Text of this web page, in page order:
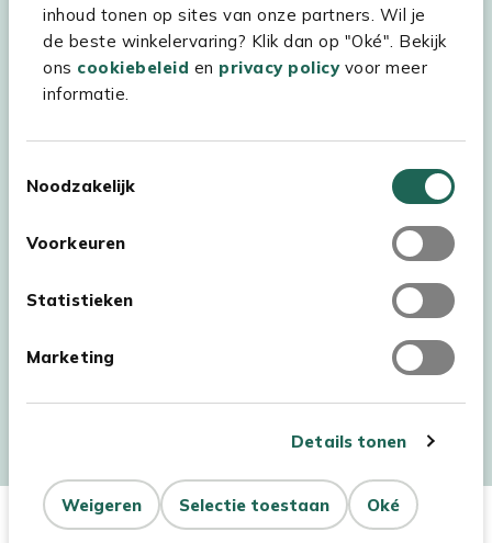
inhoud tonen op sites van onze partners. Wil je
de beste winkelervaring? Klik dan op "Oké". Bekijk
ons cookiebeleid en privacy policyvoor meer
informatie.
Noodzakelijk
Voorkeuren
Statistieken
Marketing
Details tonen
Oké
Selectie toestaan
Weigeren
Aantal
In Winkelwagen
Experience Stores XXL